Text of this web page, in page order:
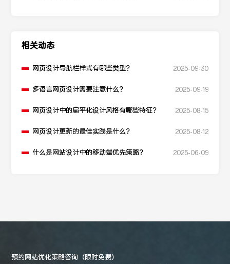
相关动态
网页设计导航栏样式有哪些类型？ 2025-09-30
多语言网页设计需要注意什么？ 2025-09-19
网页设计中的扁平化设计风格有哪些特征？ 2025-08-15
网页设计更新的最佳实践是什么？ 2025-08-12
什么是网站设计中的移动端优先策略？ 2025-06-09
预约网站优化策略咨询（限时免费）